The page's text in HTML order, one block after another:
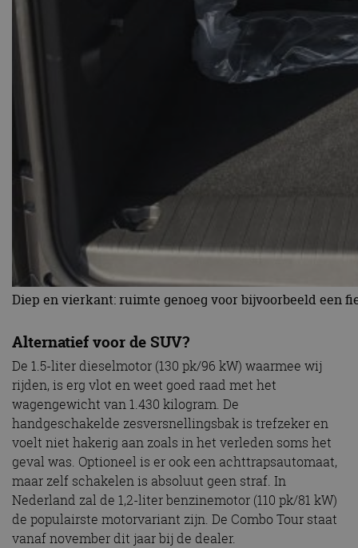
Diep en vierkant: ruimte genoeg voor bijvoorbeeld een
Alternatief voor de SUV?
De 1.5-liter dieselmotor (130 pk/96 kW) waarmee wij
rijden, is erg vlot en weet goed raad met het
wagengewicht van 1.430 kilogram. De
handgeschakelde zesversnellingsbak is trefzeker en
voelt niet hakerig aan zoals in het verleden soms het
geval was. Optioneel is er ook een achttrapsautomaat,
maar zelf schakelen is absoluut geen straf. In
Nederland zal de 1,2-liter benzinemotor (110 pk/81 kW)
de populairste motorvariant zijn. De Combo Tour staat
vanaf november dit jaar bij de dealer.